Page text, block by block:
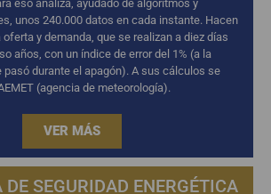
eso analiza, ayudado de algoritmos y
unos 240.000 datos en cada instante. Hacen
y demanda, que se realizan a diez días
años, con un índice de error del 1% (a la
pasó durante el apagón). A sus cálculos se
(agencia de meteorología).
VER MÁS
DE SEGURIDAD ENERGÉTICA